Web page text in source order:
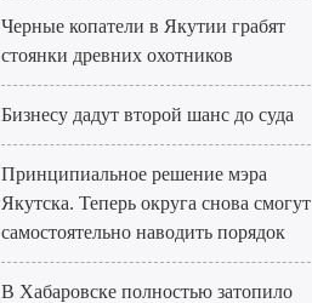
Черные копатели в Якутии грабят
стоянки древних охотников
Бизнесу дадут второй шанс до суда
Принципиальное решение мэра
Якутска. Теперь округа снова смогут
самостоятельно наводить порядок
В Хабаровске полностью затопило